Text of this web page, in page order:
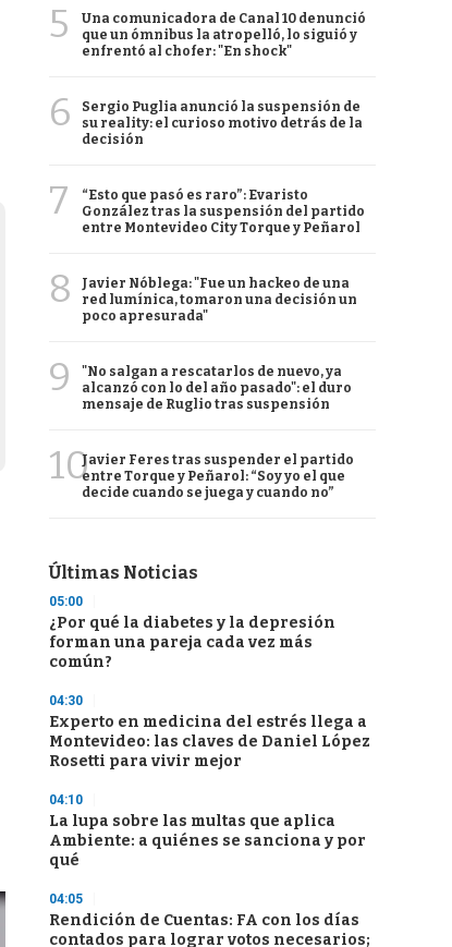
5
Una comunicadora de Canal 10 denunció
que un ómnibus la atropelló, lo siguió y
enfrentó al chofer: "En shock"
6
Sergio Puglia anunció la suspensión de
su reality: el curioso motivo detrás de la
decisión
7
“Esto que pasó es raro”: Evaristo
González tras la suspensión del partido
entre Montevideo City Torque y Peñarol
8
Javier Nóblega: "Fue un hackeo de una
red lumínica, tomaron una decisión un
poco apresurada"
9
"No salgan a rescatarlos de nuevo, ya
alcanzó con lo del año pasado": el duro
mensaje de Ruglio tras suspensión
10Javier Feres tras suspender el partido
entre Torque y Peñarol: “Soy yo el que
decide cuando se juega y cuando no”
Últimas Noticias
05:00
¿Por qué la diabetes y la depresión
forman una pareja cada vez más
común?
04:30
Experto en medicina del estrés llega a
Montevideo: las claves de Daniel López
Rosetti para vivir mejor
04:10
La lupa sobre las multas que aplica
Ambiente: a quiénes se sanciona y por
qué
04:05
Rendición de Cuentas: FA con los días
contados para lograr votos necesarios;